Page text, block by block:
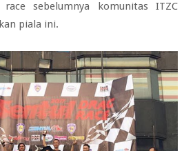
sebelumnya komunitas ITZC
piala ini.